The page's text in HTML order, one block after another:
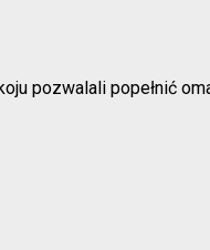
pozwalali popełnić